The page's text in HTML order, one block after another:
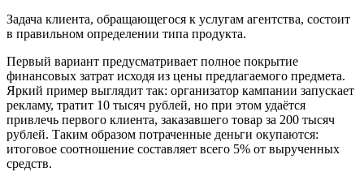
Задача клиента, обращающегося к услугам агентства, состоит
в правильном определении типа продукта.
Первый вариант предусматривает полное покрытие
финансовых затрат исходя из цены предлагаемого предмета.
Яркий пример выглядит так: организатор кампании запускает
рекламу, тратит 10 тысяч рублей, но при этом удаётся
привлечь первого клиента, заказавшего товар за 200 тысяч
рублей. Таким образом потраченные деньги окупаются:
итоговое соотношение составляет всего 5% от вырученных
средств.